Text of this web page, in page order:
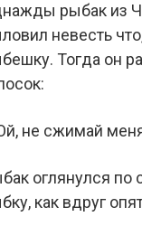
рыбак из
невесть
Тогда он
не сжимай
оглянулся по
как вдруг